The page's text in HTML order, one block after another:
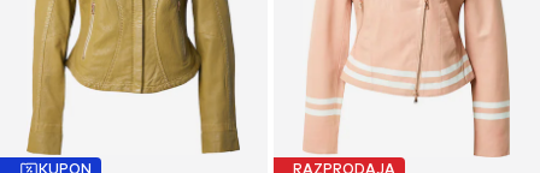
KUPON RAZPRODAJA